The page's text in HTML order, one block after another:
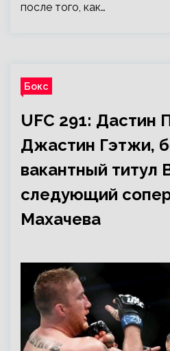
после того, как…
Бокс
UFC 291: Дастин
Джастин Гэтжи,
вакантный титул
следующий
Махачева